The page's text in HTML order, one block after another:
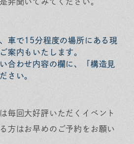
車で15分程度の場所にある現
案内もいたします。
合わせ内容の欄に、「構造見
さい。
毎回大好評いただくイベント
方はお早めのご予約をお願い